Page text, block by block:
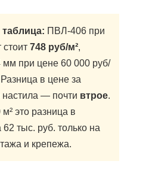
ПВЛ-406 при
стоит 748 руб/м²,
при цене 60 000 руб/
в цене за
— почти втрое.
это разница в
тыс. руб. только на
и крепежа.